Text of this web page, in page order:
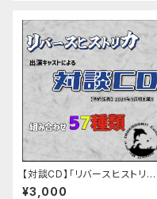
【対談CD】「リバースヒストリカ」
キャスト対談CD：１～３２
¥3,000